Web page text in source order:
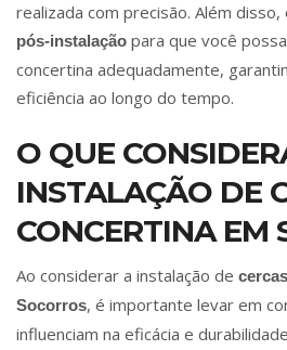
realizada com precisão. Além
pós-instalação para que você
concertina adequadamente,
eficiência ao longo do tempo.
O QUE
INSTALAÇÃO DE
CONCERTINA EM
Ao considerar a instalação de
Socorros, é importante levar em
influenciam na eficácia e